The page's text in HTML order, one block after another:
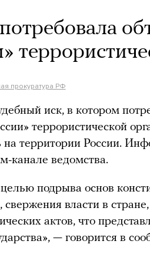
прокуратура РФ
иск, в котором
террористической
на территории России.
канале ведомства.
подрыва основ
власти в
актов, что
— говорится в